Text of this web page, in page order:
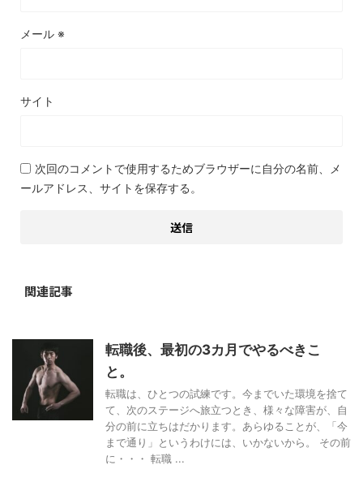
メール ※
サイト
次回のコメントで使用するためブラウザーに自分の名前、メ
ールアドレス、サイトを保存する。
関連記事
転職後、最初の3カ月でやるべきこ
と。
転職は、ひとつの試練です。今までいた環境を捨て
て、次のステージへ旅立つとき、様々な障害が、自
分の前に立ちはだかります。あらゆることが、「今
まで通り」というわけには、いかないから。 その前
に・・・ 転職 ...